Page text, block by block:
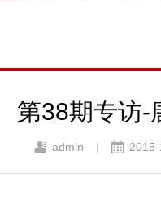
第38期专访-
admin